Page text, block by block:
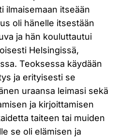
ilmaisemaan itseään
oli hänelle itsestään
ja hän kouluttautui
Helsingissä,
Teoksessa käydään
ja erityisesti se
uraansa leimasi sekä
ja kirjoittamisen
taiteen tai muiden
se oli elämisen ja